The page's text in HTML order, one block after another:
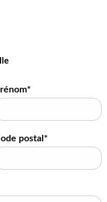
postal*